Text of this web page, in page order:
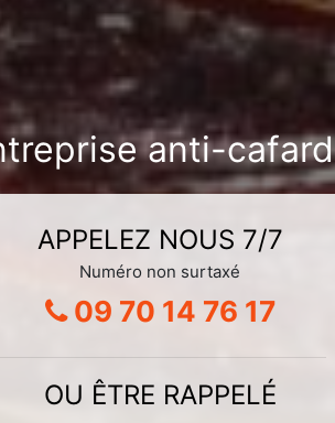
anti-
APPELEZ NOUS 7/7
Numéro non surtaxé
09 70 14 76 17
OU ÊTRE RAPPELÉ